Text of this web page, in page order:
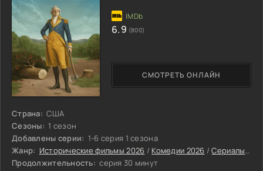
Страна: США
Сезоны: 1 сезон
Добавлены серии: 1-6 серия 1 сезона
Жанр: Исторические фильмы 2026 / Комедии 2026 /Сериалы 2026
Продолжительность: серия 30 минут
СМОТРЕТЬ ОНЛАЙН
6.9 (800)